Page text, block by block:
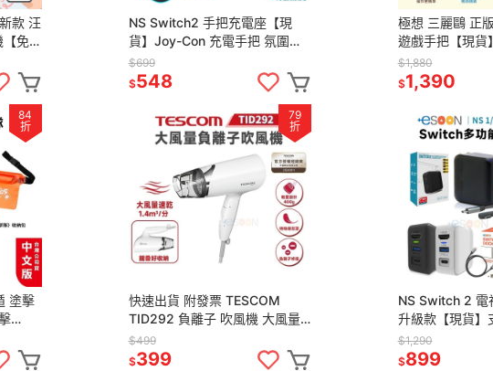
款 汪
【免
相
NS Switch2 手把充電座【現
貨】Joy-Con 充電手把 氛圍燈
NS2手把 充電座 充電握把 可充
4手把
$699
$548
極想 三麗鷗 正
遊戲手把【現貨
支援NS2 PC
控制器
$1,880
$1,390
84
折
塗擊
79
折
快速出貨 附發票 TESCOM
TID292 負離子 吹風機 大風量
【全新 原廠公司貨】輕巧便攜
一年保固 TW 吹風機
$499
$399
NS Switch 2 電
升級款【現貨】
NS2 影像轉換器
更新
$1,290
$899